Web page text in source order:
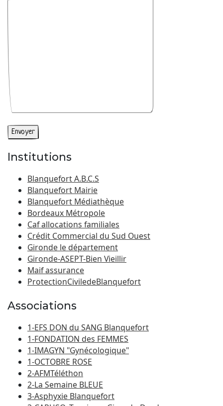
Institutions
Blanquefort A.B.C.S
Blanquefort Mairie
Blanquefort Médiathèque
Bordeaux Métropole
Caf allocations familiales
Crédit Commercial du Sud Ouest
Gironde le département
Gironde-ASEPT-Bien Vieillir
Maif assurance
ProtectionCiviledeBlanquefort
Associations
1-EFS DON du SANG Blanquefort
1-FONDATION des FEMMES
1-IMAGYN "Gynécologique"
1-OCTOBRE ROSE
2-AFMTéléthon
2-La Semaine BLEUE
3-Asphyxie Blanquefort